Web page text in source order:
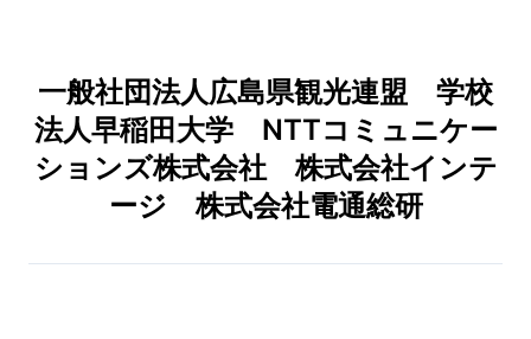
一般社団法人広島県観光連盟 学校
法人早稲田大学 NTTコミュニケー
ションズ株式会社 株式会社インテ
ージ 株式会社電通総研